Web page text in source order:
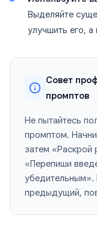
Выделяйте
улучшить его, а
Совет
промптов
Не пытайтесь
промптом.
затем «Раскрой
«Перепиши
убедительным».
предыдущий,